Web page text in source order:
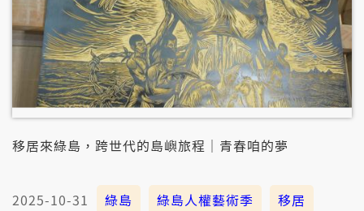
移居來綠島，跨世代的島嶼旅程｜青春咱的夢
2025-10-31 綠島 綠島人權藝術季
移居